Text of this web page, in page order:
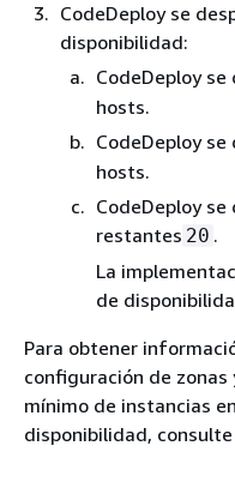
CodeDeploy se
disponibilidad:
CodeDeploy
hosts.
CodeDeploy
hosts.
CodeDeploy
restantes 20 .
La
de
Para obtener
configuración de
mínimo de instancias
disponibilidad, consulte